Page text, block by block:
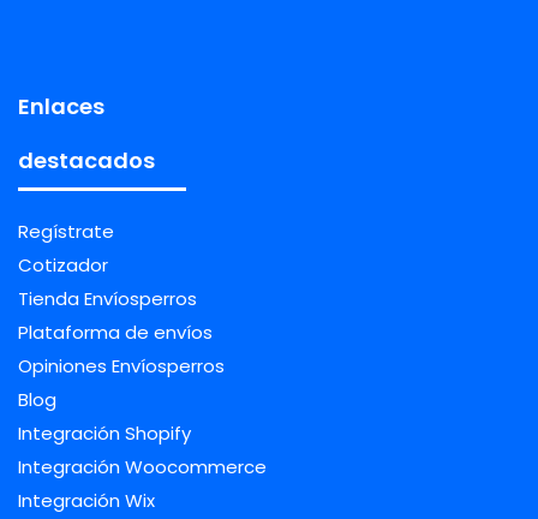
Enlaces
destacados
Regístrate
Cotizador
Tienda Envíosperros
Plataforma de envíos
Opiniones Envíosperros
Blog
Integración Shopify
Integración Woocommerce
Integración Wix